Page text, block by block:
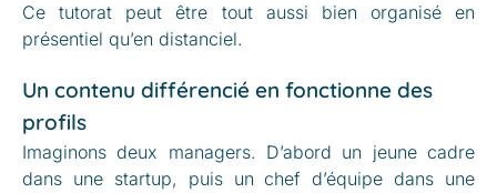
Ce tutorat peut être tout aussi bien organisé en
présentiel qu’en distanciel.
Un contenu différencié en fonctionne des
profils
Imaginons deux managers. D’abord un jeune cadre
dans une startup, puis un chef d’équipe dans une